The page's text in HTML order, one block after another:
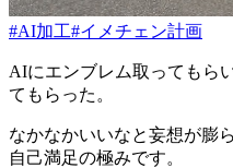
#AI加工#イメチェン計画
AIにエンブレム取ってもら
てもらった。
なかなかいいなと妄想が膨
自己満足の極みです。